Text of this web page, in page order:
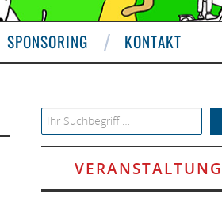
SPONSORING KONTAKT
Search for: